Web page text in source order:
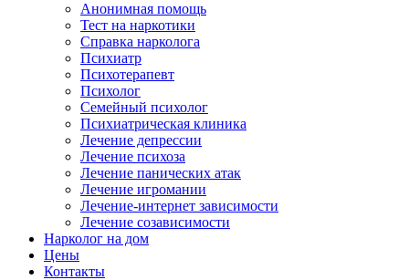
Анонимная помощь
Тест на наркотики
Справка нарколога
Психиатр
Психотерапевт
Психолог
Семейный психолог
Психиатрическая клиника
Лечение депрессии
Лечение психоза
Лечение панических атак
Лечение игромании
Лечение-интернет зависимости
Лечение созависимости
Нарколог на дом
Цены
Контакты